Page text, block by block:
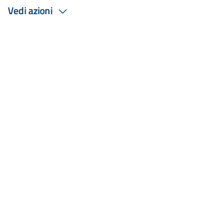
Vedi azioni